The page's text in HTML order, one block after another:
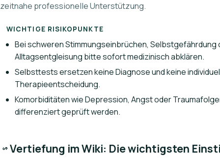
zeitnahe professionelle Unterstützung.
WICHTIGE RISIKOPUNKTE
Bei schweren Stimmungseinbrüchen, Selbstgefährdung
Alltagsentgleisung bitte sofort medizinisch abklären.
Selbsttests ersetzen keine Diagnose und keine
Therapieentscheidung.
Komorbiditäten wie Depression, Angst oder
differenziert geprüft werden.
Vertiefung im Wiki: Die wichtigsten